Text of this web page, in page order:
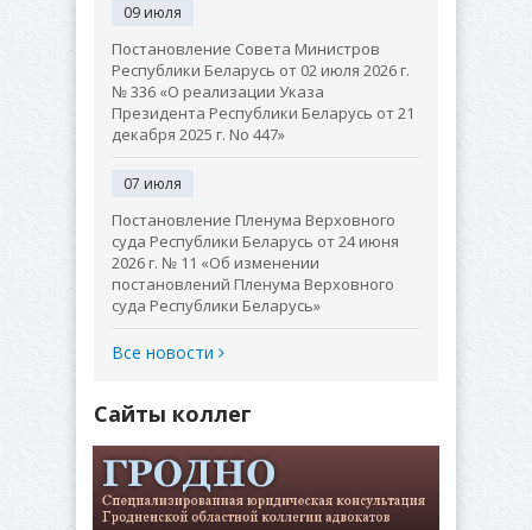
09 июля
Постановление Совета Министров
Республики Беларусь от 02 июля 2026 г.
№ 336 «О реализации Указа
Президента Республики Беларусь от 21
декабря 2025 г. No 447»
07 июля
Постановление Пленума Верховного
суда Республики Беларусь от 24 июня
2026 г. № 11 «Об изменении
постановлений Пленума Верховного
суда Республики Беларусь»
Все новости
Сайты коллег